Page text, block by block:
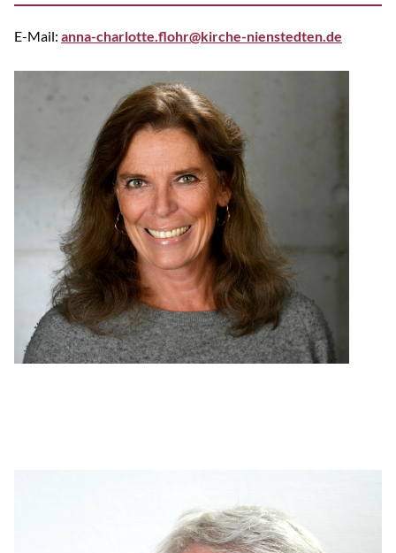
E-Mail: anna-charlotte.flohr@kirche-nienstedten.de